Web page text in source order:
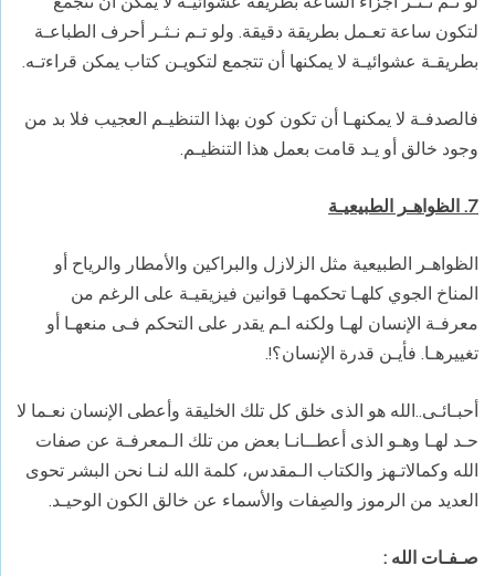
لتكون ساعة تعـمل بطريقة دقيقة. ولو تـم نـثـر أحرف الطباعـة
بطريقـة عشوائيـة لا يمكنها أن تتجمع لتكويـن كتاب يمكن قراءتـه.
فالصدفـة لا يمكنهـا أن تكون كون بهذا التنظيـم العجيب فلا بد من
وجود خالق أو يـد قامت بعمل هذا التنظيـم.
7. الظواهـر الطبيعيـة
الظواهـر الطبيعية مثل الزلازل والبراكين والأمطار والرياح أو
المناخ الجوي كلهـا تحكمهـا قوانين فيزيقيـة على الرغم من
معرفـة الإنسان لهـا ولكنه اـم يقدر على التحكم فـى منعهـا أو
تغييرهـا. فأيـن قدرة الإنسان؟!.
أحبـائـى..الله هو الذى خلق كل تلك الخليقة وأعطى الإنسان نعـما لا
حـد لهـا وهـو الذى أعطــانـا بعض من تلك الـمعرفـة عن صفات
الله وكمالاتـهز والكتاب الـمقدس، كلمة الله لنـا نحن البشر تحوى
العديد من الرموز والصِفات والأسماء عن خالق الكون الوحيـد.
صـفـات الله :